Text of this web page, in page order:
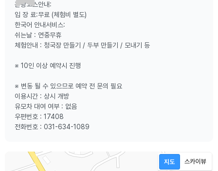
관광코스안내:
입 장 료:무료 (체험비 별도)
한국어 안내서비스:
쉬는날 : 연중무휴
체험안내 : 청국장 만들기 / 두부 만들기 / 모내기 등
※ 10인 이상 예약시 진행
※ 변동 될 수 있으므로 예약 전 문의 필요
이용시간 : 상시 개방
유모차 대여 여부 : 없음
우편번호 : 17408
전화번호 : 031-634-1089